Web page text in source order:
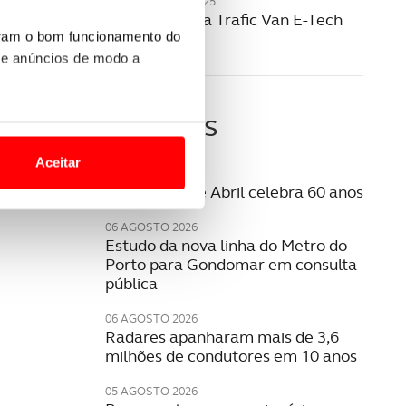
o bom funcionamento do
anúncios de modo a
lhe proporcionar
de análise, com parceiros
sua experiência de
Aceitar
Renault revela Trafic Van E-Tech
elétrico
Últimas
A Ponte 25 de Abril celebra 60 anos
06 AGOSTO 2026
Estudo da nova linha do Metro do
Porto para Gondomar em consulta
pública
06 AGOSTO 2026
Radares apanharam mais de 3,6
milhões de condutores em 10 anos
05 AGOSTO 2026